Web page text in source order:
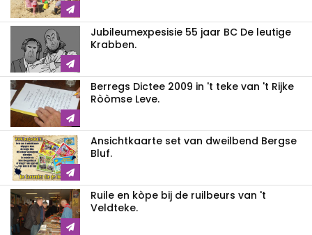
Jubileumexpesisie 55 jaar BC De leutige
Krabben.
Berregs Dictee 2009 in 't teke van 't Rijke
Ròòmse Leve.
Ansichtkaarte set van dweilbend Bergse
Bluf.
Ruile en kòpe bij de ruilbeurs van 't
Veldteke.